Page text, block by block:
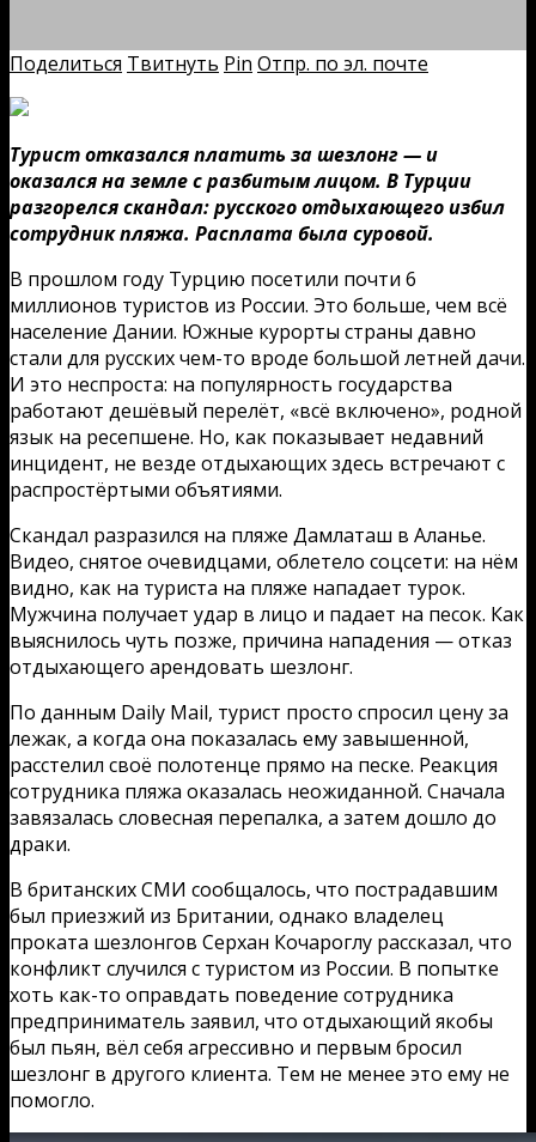
Поделиться Твитнуть Pin Отпр. по эл. почте
Турист отказался платить за шезлонг — и
оказался на земле с разбитым лицом. В Турции
разгорелся скандал: русского отдыхающего избил
сотрудник пляжа. Расплата была суровой.
В прошлом году Турцию посетили почти 6
миллионов туристов из России. Это больше, чем всё
население Дании. Южные курорты страны давно
стали для русских чем-то вроде большой летней дачи.
И это неспроста: на популярность государства
работают дешёвый перелёт, «всё включено», родной
язык на ресепшене. Но, как показывает недавний
инцидент, не везде отдыхающих здесь встречают с
распростёртыми объятиями.
Скандал разразился на пляже Дамлаташ в Аланье.
Видео, снятое очевидцами, облетело соцсети: на нём
видно, как на туриста на пляже нападает турок.
Мужчина получает удар в лицо и падает на песок. Как
выяснилось чуть позже, причина нападения — отказ
отдыхающего арендовать шезлонг.
По данным Daily Mail, турист просто спросил цену за
лежак, а когда она показалась ему завышенной,
расстелил своё полотенце прямо на песке. Реакция
сотрудника пляжа оказалась неожиданной. Сначала
завязалась словесная перепалка, а затем дошло до
драки.
В британских СМИ сообщалось, что пострадавшим
был приезжий из Британии, однако владелец
проката шезлонгов Серхан Кочароглу рассказал, что
конфликт случился с туристом из России. В попытке
хоть как-то оправдать поведение сотрудника
предприниматель заявил, что отдыхающий якобы
был пьян, вёл себя агрессивно и первым бросил
шезлонг в другого клиента. Тем не менее это ему не
помогло.